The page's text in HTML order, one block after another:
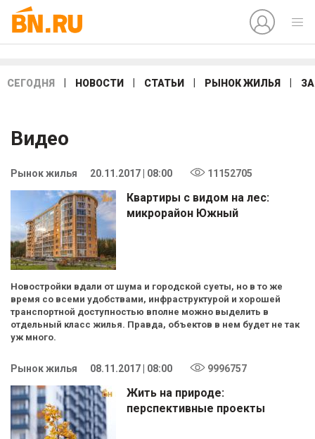
СЕГОДНЯ НОВОСТИ СТАТЬИ РЫНОК ЖИЛЬЯ
Видео
Рынок жилья 20.11.2017 | 08:00 11152705
Квартиры с видом на лес:
микрорайон Южный
Новостройки вдали от шума и городской суеты, но в то же
время со всеми удобствами, инфраструктурой и хорошей
транспортной доступностью вполне можно выделить в
отдельный класс жилья. Правда, объектов в нем будет не так
уж много.
Рынок жилья 08.11.2017 | 08:00 9996757
Жить на природе:
перспективные проекты